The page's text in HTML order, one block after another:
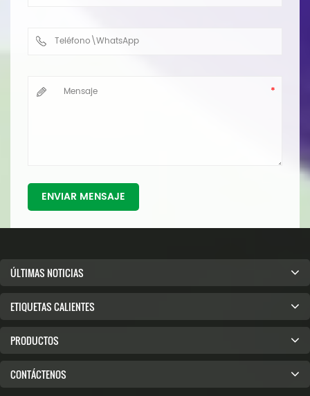
ENVIAR MENSAJE
ÚLTIMAS NOTICIAS
ETIQUETAS CALIENTES
PRODUCTOS
CONTÁCTENOS